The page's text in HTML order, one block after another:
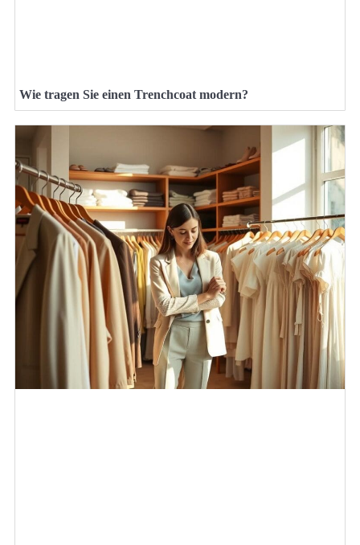
Wie tragen Sie einen Trenchcoat modern?